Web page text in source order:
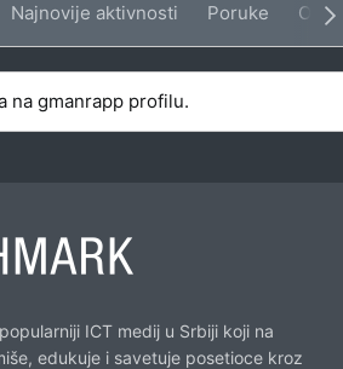
Najnovije aktivnosti Poruke O
na gmanrapp profilu.
ICT medij u Srbiji koji na
edukuje i savetuje posetioce kroz